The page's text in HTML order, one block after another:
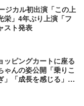
ジカル初出演「この上
栄」4年ぶり上演「フ
スト発表
ッピングカートに座る
んの姿公開「乗りこ
」「成長を感じる」の